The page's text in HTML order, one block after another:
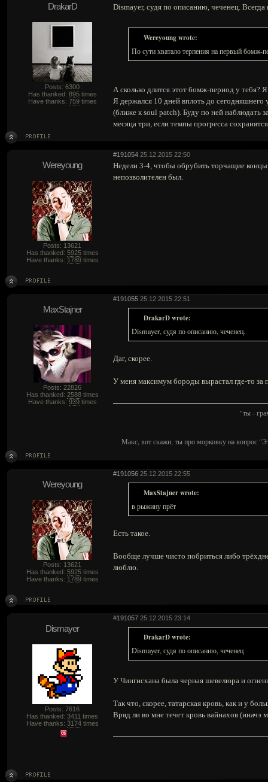
DrakarD
Posts: 6300
Has thanked: 895times
Have thanks: 759times
Dismayer, судя по описанию, чеченец. Всегда
Wereyoung wrote:
По сути хватало терпения на первый бомж-
А сколько длится этот бомж-период у тебя?
Я держался 10 дней вплоть до
(ближе к soul patch). Буду по ней наблюдать
месяца три, если темпы прогресса
#191054 25.12.2015 22:50
Wereyoung
Posts: 13621
Has thanked: 5925times
Have thanks: 1789times
Недели 3-4, чтобы обрубить торчащие
непозволителен был.
#191055 25.12.2015 22:51
MaxStajner
Posts: 22826
Has thanked: 2588times
Have thanks: 939times
DrakarD wrote:
Dismayer, судя по описанию, чеченец.
Даг, скорее.
У меня максимум бороды вырастал где-то за
"ты -
Макс, вот скажи, ты про морковку на вопрос
#191056 25.12.2015 22:55
Wereyoung
Posts: 13621
Has thanked: 5925times
Have thanks: 1789times
MaxStajner wrote:
в рыжину прёт
Есть такое.
Вообще лучше чисто побриться либо
люблю.
#191057 25.12.2015 23:14
Dismayer
Posts: 7616
Has thanked: 3411 times
Have thanks: 3174times
DrakarD wrote:
Dismayer, судя по описанию, чеченец
У Чингисхана была черная шевелюра и
Так что, скорее, татарская кровь, как и у
Вряд ли во мне течет кровь вайнахов